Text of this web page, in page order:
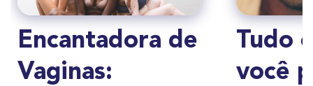
Encantadora de
Vaginas:
Tudo
você